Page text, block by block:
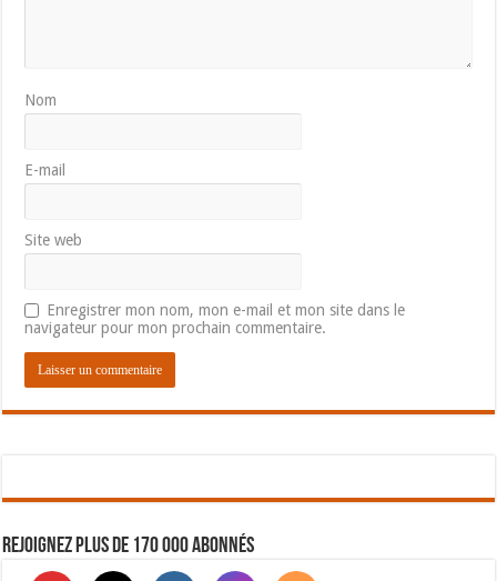
Nom
E-mail
Site web
Enregistrer mon nom, mon e-mail et mon site dans le
navigateur pour mon prochain commentaire.
Rejoignez plus de 170 000 abonnés